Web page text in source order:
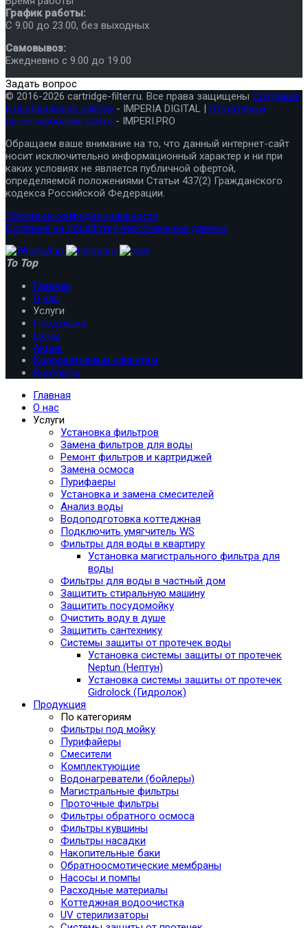
График работы:
C 9.00 до 23.00, без выходных
Самовывоз:
Ежедневно с 9.00 до 19.00
Задать вопрос
© 2016-2026 cartridge-filter.ru. Все права защищены Создание
и продвижение сайтов - IMPERIA DIGITAL | Структура и
проектирование сайта - IMPERI.PRO
Обращаем ваше внимание на то, что данный интернет-сайт
носит исключительно информационный характер и ни при
каких условиях не является публичной офертой,
определяемой положениями Статьи 437(2) Гражданского
кодекса Российской Федерации.
Политика конфиденциальности
Согласие на обработку персональных данных
To Top
Главная
О нас
Услуги
Продукция
Цены
Акции
Корпоративным клиентам
Контакты
Главная
О нас
Услуги
Установка фильтров
Замена фильтров для воды
Ремонт фильтров и картриджей
Замена осмоса
Пурифаеры
Установка и замена смесителей
Анализ воды
Водоподготовка коттеджная
Подключить умягчитель WS
Фильтры для воды в квартиру
Установка магистрального фильтра для
воды
Фильтры для воды в частный дом
Защитить стиральную машину
Защитить посудомойку
Очистить воду в душе
Защитить сантехнику
Системы защиты от протечек воды
Установка системы защиты от протечек
Neptun (Нептун)
Установка системы защиты от протечек
Gidrolock (Гидролок)
Продукция
По категориям
Фильтры под мойку
Пурифайеры
Смесители
Комплектующие
Водонагреватели (бойлеры)
Магистральные фильтры
Проточные фильтры
Фильтры обратного осмоса
Фильтры кувшины
Фильтры насадки
Накопительные баки
Обратноосмотические мембраны
Насосы и помпы
Расходные материалы
Коттеджная водоочистка
UV стерилизаторы